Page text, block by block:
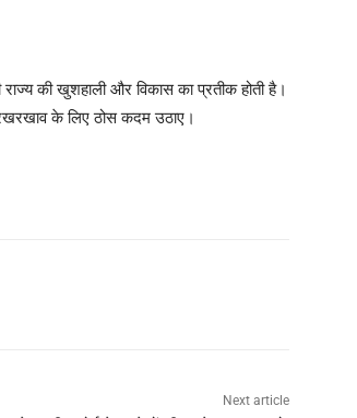
की खुशहाली और विकास का प्रतीक होती है।
के लिए ठोस कदम उठाए।
Next article